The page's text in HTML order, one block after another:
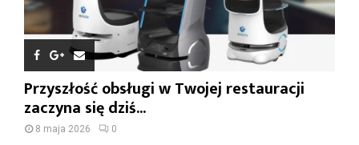
Przyszłość obsługi w Twojej restauracji
zaczyna się dziś...
8 maja 2026 0